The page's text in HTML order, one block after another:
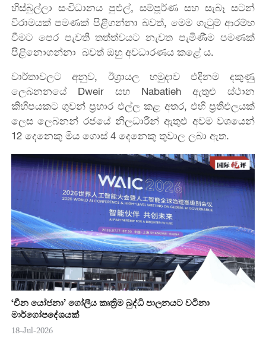
හිස්බුල්ලා සංවිධානය පුළුල්, සම්පූර්ණ සහ සැබෑ සටන්
විරාමයක් පමණක් පිළිගන්නා‍ බවත්, මෙම ගැටුම් ආරම්භ
වීමට පෙර පැවති තත්ත්වයට නැවත පැමිණීම පමණක්
පිළිනොගන්නා බවත් ඔහු අවධාරණය කළේ ය.
වාර්තාවලට අනුව, ඊශ්‍රායල හමුදාව එදිනම දකුණු
ලෙබනනයේ Dweir සහ Nabatieh ඇතුළු ස්ථාන
කිහිපයකට ගුවන් ප්‍රහාර එල්ල කළ අතර, එහි ප්‍රතිඵලයක්
ලෙස ලෙබනන් රජයේ නිලධාරීන් ඇතුළු අවම වශයෙන්
12 දෙනෙකු මිය ගොස් 4 දෙනෙකු තුවාල ලබා ඇත.
‘චීන යෝජනා’ ගෝලීය කෘත්‍රිම බුද්ධි පාලනයට වටිනා
මාර්ගෝපදේශයක්
18-Jul-2026